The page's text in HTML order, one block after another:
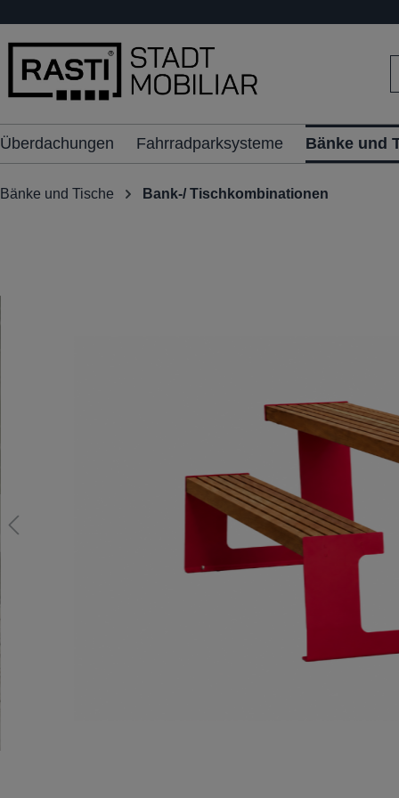
springen
Überdachungen Fahrradparksysteme Bänke und
Bänke und Tische Bank-/ Tischkombinationen